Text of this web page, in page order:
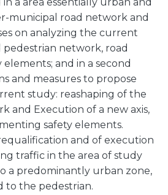
municipal road network and
on analyzing the current
pedestrian network, road
and in a second
and measures to propose
study: reashaping of the
and Execution of a new axis,
safety elements.
and of execution
traffic in the area of study
a predominantly urban zone,
to the pedestrian.